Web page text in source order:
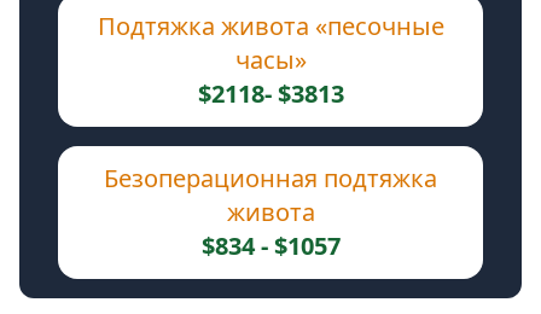
Подтяжка живота «песочные
часы»
$2118- $3813
Безоперационная подтяжка
живота
$834 - $1057